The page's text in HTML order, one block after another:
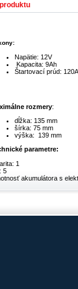
Napätie: 12V
Kapacita: 9Ah
Štartovací prúd: 120A
rozmery:
dĺžka: 135 mm
šírka: 75 mm
výška: 139 mm
parametre:
1
5
akumulátora s